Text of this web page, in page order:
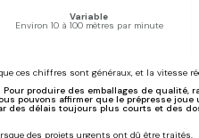
Variable
Environ 10 à 100 mètres par minute
ces chiffres sont généraux, et la vitesse
Pour produire des emballages de qualité,
pouvons affirmer que le prépresse
des délais toujours plus courts et des
des projets urgents ont dû être traités.